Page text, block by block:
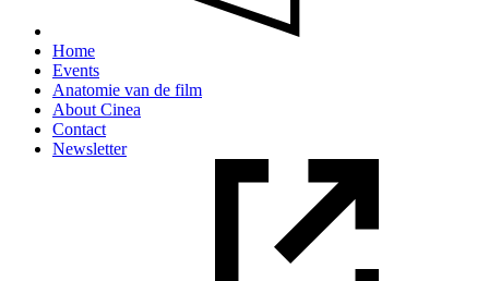
Home
Events
Anatomie van de film
About Cinea
Contact
Newsletter